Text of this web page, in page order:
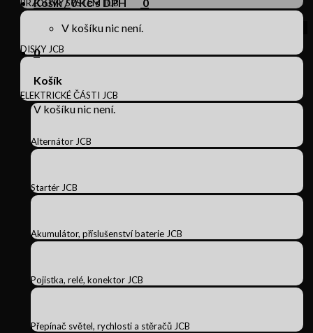
V košíku nic není.
0
Košík
V košíku nic není.
BRZDOVÝ SYSTÉM JCB
DISKY JCB
ELEKTRICKÉ ČÁSTI JCB
Alternátor JCB
Startér JCB
Akumulátor, příslušenství baterie JCB
Pojistka, relé, konektor JCB
Přepínač světel, rychlosti a stěračů JCB